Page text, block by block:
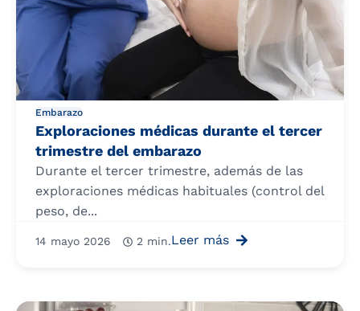
Embarazo
Exploraciones médicas durante el tercer
trimestre del embarazo
Durante el tercer trimestre, además de las
exploraciones médicas habituales (control del
peso, de...
14 mayo 2026 2 min.Leer más